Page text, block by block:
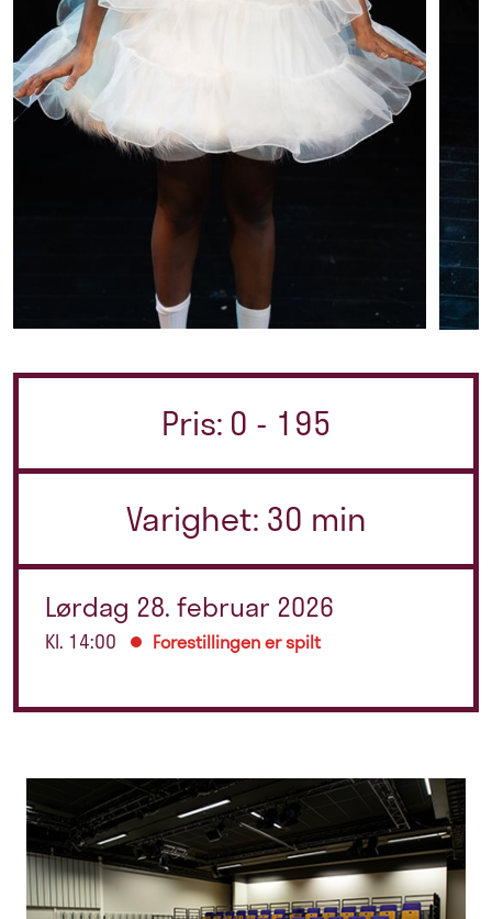
Pris: 0 - 195
Varighet: 30 min
Lørdag 28. februar 2026
Kl. 14:00 Forestillingen er spilt